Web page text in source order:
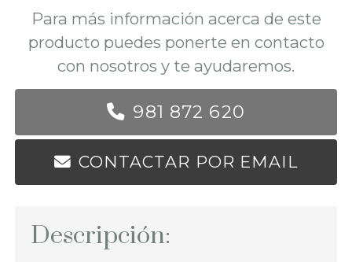
Para más información acerca de este
producto puedes ponerte en contacto
con nosotros y te ayudaremos.
981 872 620
CONTACTAR POR EMAIL
Descripción: